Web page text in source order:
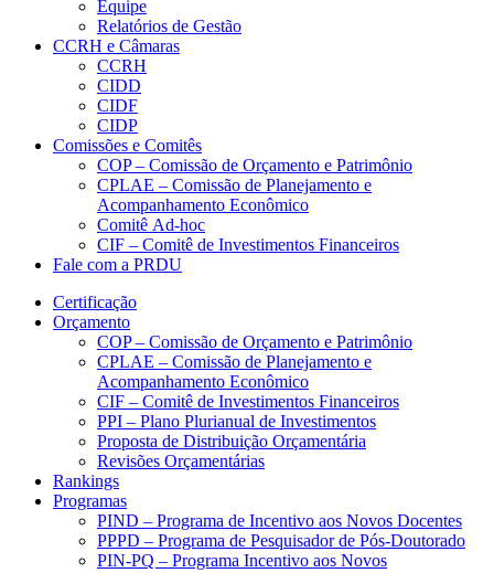
Equipe
Relatórios de Gestão
CCRH e Câmaras
CCRH
CIDD
CIDF
CIDP
Comissões e Comitês
COP – Comissão de Orçamento e Patrimônio
CPLAE – Comissão de Planejamento e
Acompanhamento Econômico
Comitê Ad-hoc
CIF – Comitê de Investimentos Financeiros
Fale com a PRDU
Certificação
Orçamento
COP – Comissão de Orçamento e Patrimônio
CPLAE – Comissão de Planejamento e
Acompanhamento Econômico
CIF – Comitê de Investimentos Financeiros
PPI – Plano Plurianual de Investimentos
Proposta de Distribuição Orçamentária
Revisões Orçamentárias
Rankings
Programas
PIND – Programa de Incentivo aos Novos Docentes
PPPD – Programa de Pesquisador de Pós-Doutorado
PIN-PQ – Programa Incentivo aos Novos